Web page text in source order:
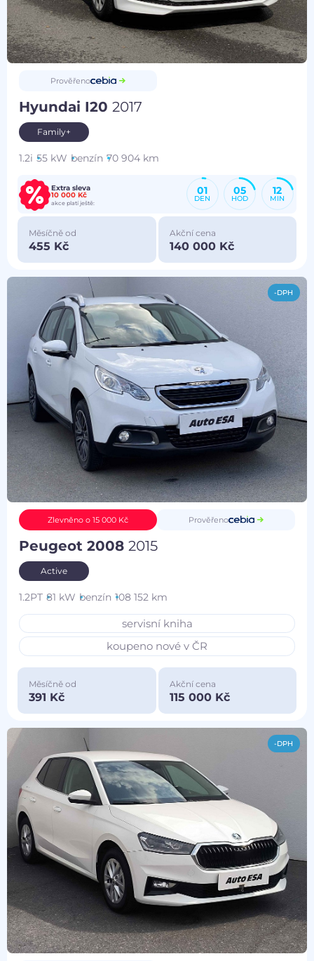
Prověřeno
Hyundai I202017
Family+
1.2i 55 kW benzín 70 904 km
Extra sleva
10 000 Kč
akce platí ještě:
01
DEN
05
HOD
12
MIN
Měsíčně od
455 Kč
Akční cena
140 000 Kč
-DPH
Zlevněno o 15 000 Kč Prověřeno
Peugeot 20082015
Active
1.2PT 81 kW benzín 108 152 km
servisní kniha
koupeno nové v ČR
Měsíčně od
391 Kč
Akční cena
115 000 Kč
-DPH